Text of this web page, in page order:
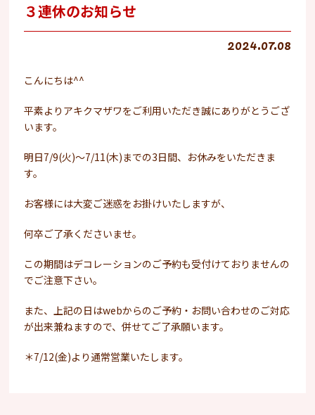
３連休のお知らせ
2024.07.08
こんにちは^^
平素よりアキクマザワをご利用いただき誠にありがとうござ
います。
明日7/9(火)～7/11(木)までの3日間、お休みをいただきま
す。
お客様には大変ご迷惑をお掛けいたしますが、
何卒ご了承くださいませ。
この期間はデコレーションのご予約も受付けておりませんの
でご注意下さい。
また、上記の日はwebからのご予約・お問い合わせのご対応
が出来兼ねますので、併せてご了承願います。
＊7/12(金)より通常営業いたします。